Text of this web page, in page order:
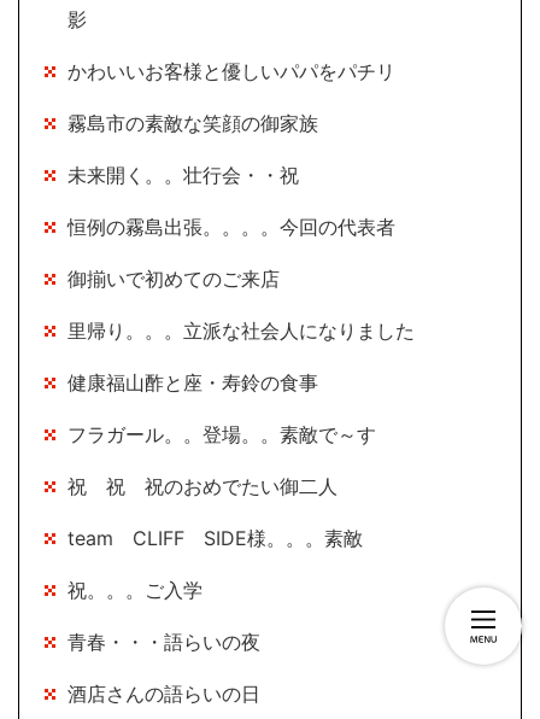
影
かわいいお客様と優しいパパをパチリ
霧島市の素敵な笑顔の御家族
未来開く。。壮行会・・祝
恒例の霧島出張。。。。今回の代表者
御揃いで初めてのご来店
里帰り。。。立派な社会人になりました
健康福山酢と座・寿鈴の食事
フラガール。。登場。。素敵で～す
祝 祝 祝のおめでたい御二人
team CLIFF SIDE様。。。素敵
祝。。。ご入学
青春・・・語らいの夜
酒店さんの語らいの日